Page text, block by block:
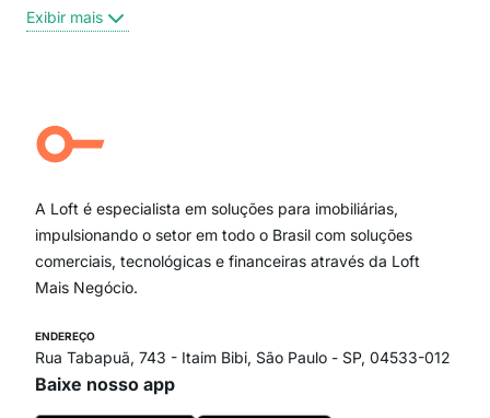
Centro
Campo Belo
Ipiranga
Paraíso
Itaim Bibi
Exibir mais
A Loft é especialista em soluções para imobiliárias,
impulsionando o setor em todo o Brasil com soluções
comerciais, tecnológicas e financeiras através da Loft
Mais Negócio.
ENDEREÇO
Rua Tabapuã, 743 - Itaim Bibi, São Paulo - SP, 04533-012
Baixe nosso app